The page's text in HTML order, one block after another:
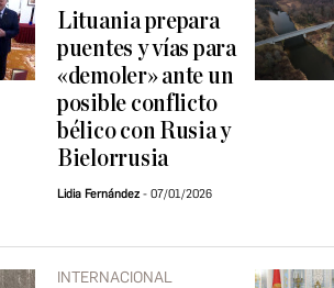
Lituania prepara
puentes y vías para
«demoler» ante un
posible conflicto
bélico con Rusia y
Bielorrusia
Lidia Fernández 07/01/2026
INTERNACIONAL